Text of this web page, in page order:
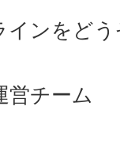
インをど
営チーム